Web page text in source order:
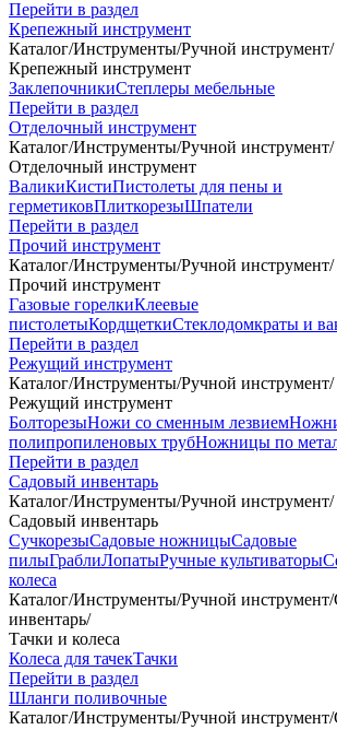
Перейти в раздел
Крепежный инструмент
Каталог/Инструменты/Ручной инструмент/
Крепежный инструмент
ЗаклепочникиСтеплеры мебельные
Перейти в раздел
Отделочный инструмент
Каталог/Инструменты/Ручной инструмент/
Отделочный инструмент
ВаликиКистиПистолеты для пены и
герметиковПлиткорезыШпатели
Перейти в раздел
Прочий инструмент
Каталог/Инструменты/Ручной инструмент/
Прочий инструмент
Газовые горелкиКлеевые
пистолетыКордщеткиСтеклодомкраты и
Перейти в раздел
Режущий инструмент
Каталог/Инструменты/Ручной инструмент/
Режущий инструмент
БолторезыНожи со сменным лезвием
полипропиленовых трубНожницы по
Перейти в раздел
Садовый инвентарь
Каталог/Инструменты/Ручной инструмент/
Садовый инвентарь
СучкорезыСадовые ножницыСадовые
пилыГраблиЛопатыРучные культиваторы
колеса
Каталог/Инструменты/Ручной инструмент/
инвентарь/
Тачки и колеса
Колеса для тачекТачки
Перейти в раздел
Шланги поливочные
Каталог/Инструменты/Ручной инструмент/